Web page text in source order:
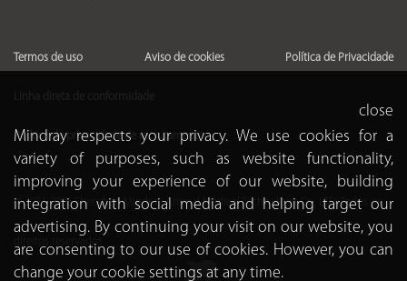
Termos de uso Aviso de cookies Política de Privacidade
Política de privacidade de recrutamento
© 2021-2026 Shenzhen Mindray Animal Medical Technology Co., LTD. Todos os
direitos reservados
Mindray respects your privacy. We use cookies for a
variety of purposes, such as website functionality,
improving your experience of our website, building
integration with social media and helping target our
advertising. By continuing your visit on our website, you
are consenting to our use of cookies. However, you can
change your cookie settings at any time.
close